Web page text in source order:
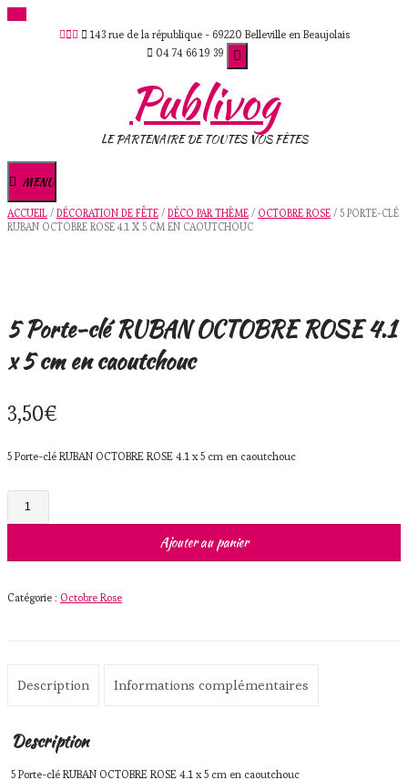
143 rue de la république - 69220 Belleville en Beaujolais
04 74 66 19 39
Publivog
LE PARTENAIRE DE TOUTES VOS FÊTES
MENU
ACCUEIL / DÉCORATION DE FÊTE / DÉCO PAR THÈME / OCTOBRE ROSE / 5 PORTE-CLÉ
RUBAN OCTOBRE ROSE 4.1 X 5 CM EN CAOUTCHOUC
5 Porte-clé RUBAN OCTOBRE ROSE 4.1
x 5 cm en caoutchouc
3,50€
5 Porte-clé RUBAN OCTOBRE ROSE 4.1 x 5 cm en caoutchouc
5
RUBAN
ROSE
4.1
Ajouter au panier
Catégorie : Octobre Rose
Description Informations complémentaires
Description
5 Porte-clé RUBAN OCTOBRE ROSE 4.1 x 5 cm en caoutchouc